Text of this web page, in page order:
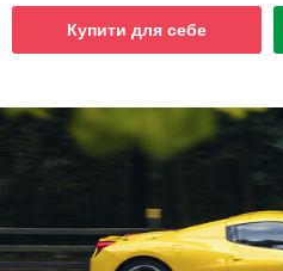
Купити для себе